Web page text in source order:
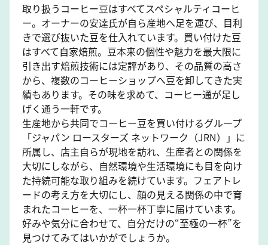
取り扱うコーヒー豆はすべてスペシャルティコーヒ
ー。オーナーの安達氏が自ら産地へ足を運び、目利
きで選び抜いた豆を仕入れています。買い付けた豆
はすべて自家焙煎。豆本来の個性や魅力を最大限に
引き出す焙煎技術には定評があり、その品質の高さ
から、複数のコーヒーショップへ豆を卸してきた実
績もあります。その味を求めて、コーヒー通が足し
げく通う一軒です。
生産地から共同でコーヒー豆を買い付けるグループ
「ジャパン ロースターズ ネットワーク（JRN）」に
所属し、店主自らが現地を訪れ、生産者との関係を
大切にしながら、自然環境や生活環境にも目を向け
た持続可能な取り組みを続けています。フェアトレ
ードの考え方を大切にし、顔の見える関係の中で育
まれたコーヒーを、一杯一杯丁寧に届けています。
好みや気分に合わせて、自分だけの“至極の一杯”を
見つけてみてはいかがでしょうか。